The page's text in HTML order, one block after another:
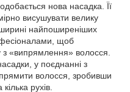
нова насадка. Її
висушувати велику
найпоширеніших
щоб
«випрямлення» волосся.
у поєднанні з
волосся, зробивши
рухів.